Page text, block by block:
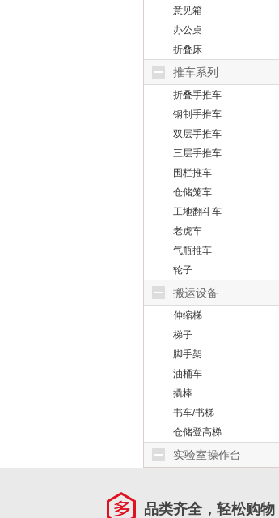
意见箱
办公桌
折叠床
推车系列
折叠手推车
钢制手推车
双层手推车
三层手推车
围栏推车
仓储笼车
工地翻斗车
老虎车
气瓶推车
轮子
搬运设备
伸缩梯
梯子
脚手架
油桶车
撬棒
书车/书梯
仓储登高梯
实验室操作台
品类齐全，轻松购物